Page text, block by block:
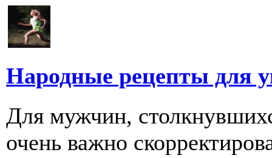
Народные рецепты для
Для мужчин,
очень важно